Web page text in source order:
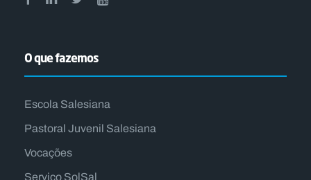
O que fazemos
Escola Salesiana
Pastoral Juvenil Salesiana
Vocações